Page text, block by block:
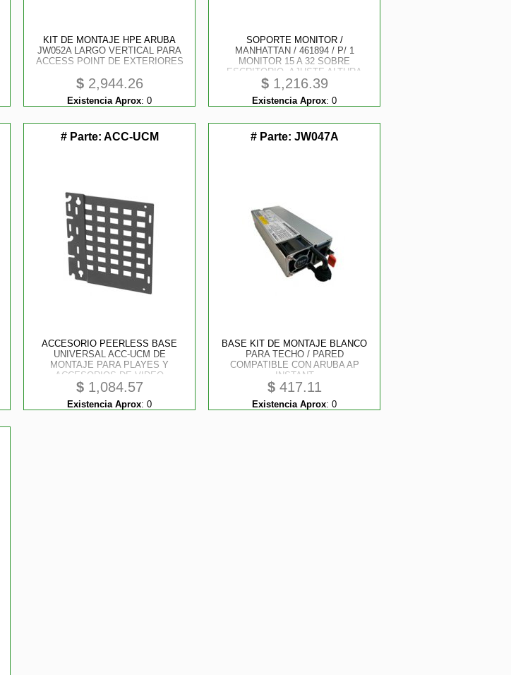
KIT DE MONTAJE HPE ARUBA
JW052A LARGO VERTICAL PARA
ACCESS POINT DE EXTERIORES
$2,944.26
Existencia Aprox: 0
SOPORTE MONITOR /
MANHATTAN / 461894 / P/ 1
MONITOR 15 A 32 SOBRE
ESCRITORIO, AJUSTE ALTURA
CON GAS
$1,216.39
Existencia Aprox: 0
# Parte: ACC-UCM
ACCESORIO PEERLESS BASE
UNIVERSAL ACC-UCM DE
MONTAJE PARA PLAYES Y
ACCESORIOS DE VIDEO
PEERLESS
$1,084.57
Existencia Aprox: 0
# Parte: JW047A
BASE KIT DE MONTAJE BLANCO
PARA TECHO / PARED
COMPATIBLE CON ARUBA AP
INSTANT
$417.11
Existencia Aprox: 0